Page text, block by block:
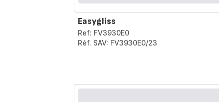
Easygliss
Ref: FV3930E0
Réf. SAV: FV3930E0/23